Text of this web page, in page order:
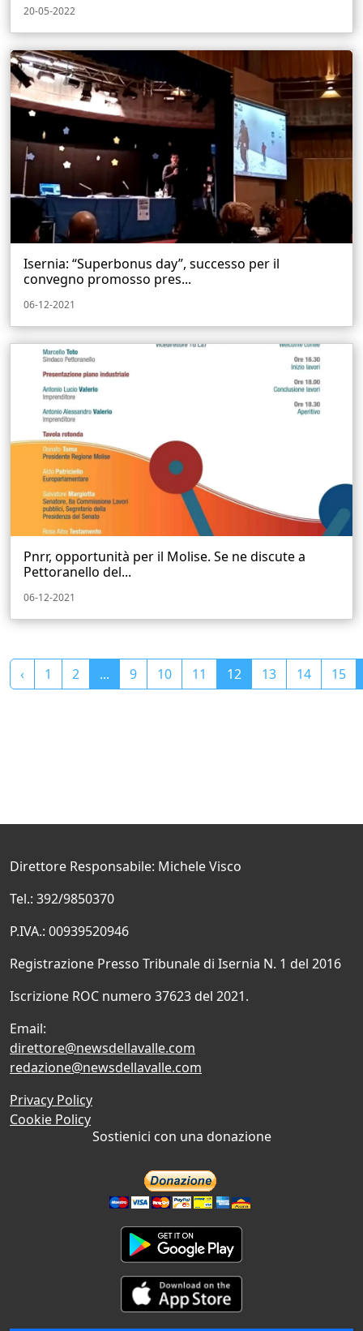
20-05-2022
Isernia: “Superbonus day”, successo per il
convegno promosso pres...
06-12-2021
Pnrr, opportunità per il Molise. Se ne discute a
Pettoranello del...
06-12-2021
‹ 1 2 ... 9 10 11 12 13 14 15
Direttore Responsabile: Michele Visco
Tel.: 392/9850370
P.IVA.: 00939520946
Registrazione Presso Tribunale di Isernia N. 1 del 2016
Iscrizione ROC numero 37623 del 2021.
Email:
direttore@newsdellavalle.com
redazione@newsdellavalle.com
Privacy Policy
Cookie Policy
Sostienici con una donazione